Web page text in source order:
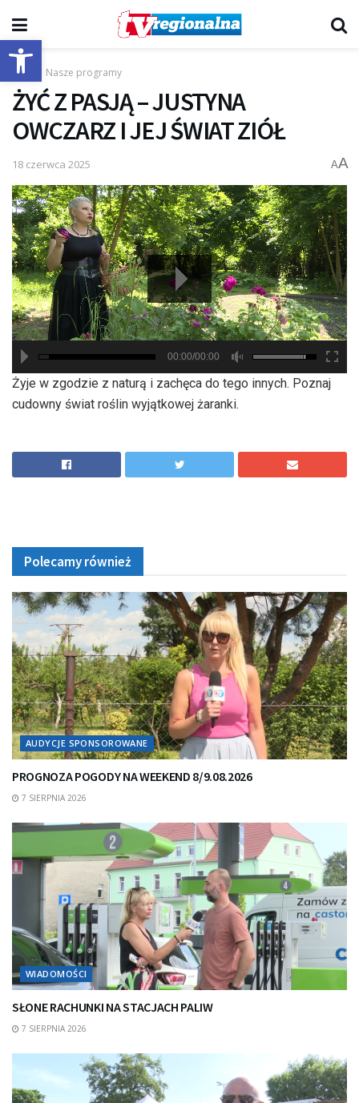
Otwórz pasek narzędzi
Start Nasze programy
ŻYĆ Z PASJĄ – JUSTYNA
OWCZARZ I JEJ ŚWIAT ZIÓŁ
18 czerwca 2025 AA
hd2880
hd2160
hd2160
hd1440
highres
hd1080
hd720
large
medium
small
tiny
00:00/00:00
Żyje w zgodzie z naturą i zachęca do tego innych. Poznaj
cudowny świat roślin wyjątkowej żaranki.
Polecamy również
AUDYCJE SPONSOROWANE
PROGNOZA POGODY NA WEEKEND 8/9.08.2026
7 SIERPNIA 2026
WIADOMOŚCI
SŁONE RACHUNKI NA STACJACH PALIW
7 SIERPNIA 2026